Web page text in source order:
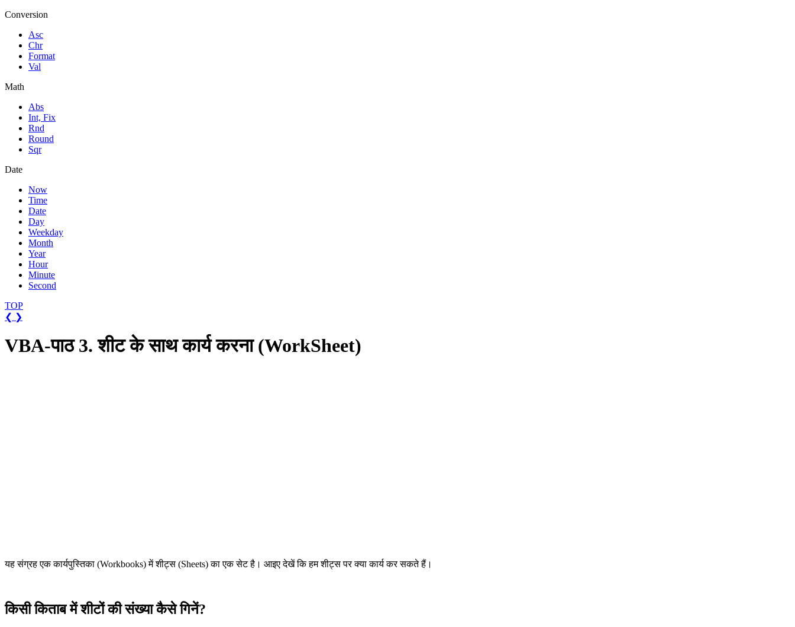
Conversion
Asc
Chr
Format
Val
Math
Abs
Int, Fix
Rnd
Round
Sqr
Date
Now
Time
Date
Day
Weekday
Month
Year
Hour
Minute
Second
TOP
❮ ❯
VBA-पाठ 3. शीट के साथ कार्य करना (WorkSheet)
यह संग्रह एक कार्यपुस्तिका (Workbooks) में शीट्स (Sheets) का एक सेट है। आइए देखें कि हम शीट्स पर क्या कार्य कर सकते हैं।
किसी किताब में शीटों की संख्या कैसे गिनें?